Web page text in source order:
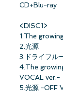
CD+Blu-ray
<DISC1>
1.The
2.光源
3.ドライフル
4.The
VOCAL ver.-
5.光源 -OFF